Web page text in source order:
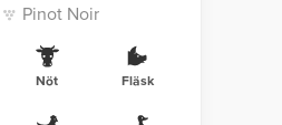
Pinot Noir
Nöt Fläsk